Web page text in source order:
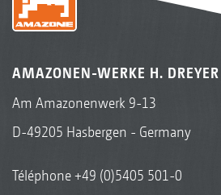
AMAZONEN-WERKE H.
Am Amazonenwerk 9-13
D-49205 Hasbergen - Germany
Téléphone+49 (0)5405 501-0